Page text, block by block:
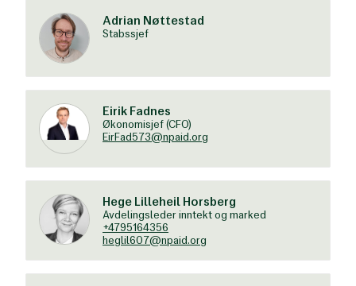
Adrian Nøttestad
Stabssjef
Eirik Fadnes
Økonomisjef (CFO)
EirFad573@npaid.org
Hege Lilleheil Horsberg
Avdelingsleder inntekt og marked
+4795164356
heglil607@npaid.org